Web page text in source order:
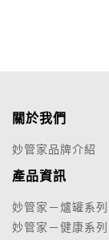
關於我們
妙管家品牌介紹
產品資訊
妙管家－爐罐系列
妙管家－健康系列